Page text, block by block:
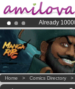
Already
Amilova
Premium
Home > Comics Directory >